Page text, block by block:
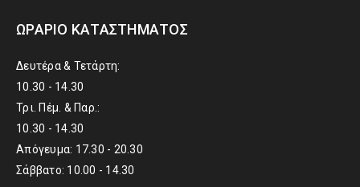
ΩΡΆΡΙΟ ΚΑΤΑΣΤΉΜΑΤΟΣ
Δευτέρα & Τετάρτη:
10.30 - 14.30
Τρι. Πέμ. & Παρ.:
10.30 - 14.30
Απόγευμα: 17.30 - 20.30
Σάββατο: 10.00 - 14.30